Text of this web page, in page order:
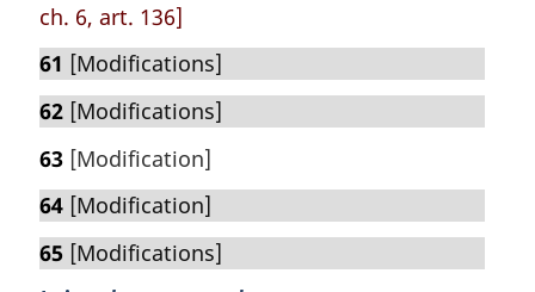
ch. 6, art. 136]
61 [Modifications]
62 [Modifications]
63 [Modification]
64 [Modification]
65 [Modifications]